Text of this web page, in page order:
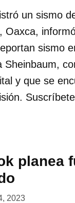
un sismo
Oaxca,
sismo
Sheinbaum,
y que se
planea
2023